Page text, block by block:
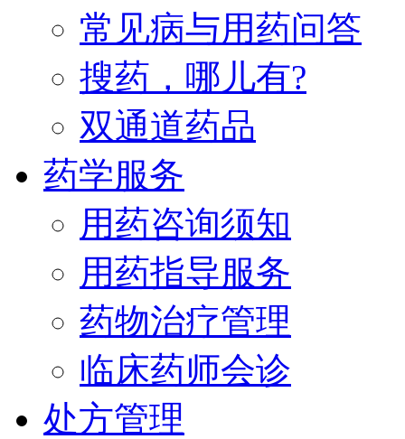
常见病与用药问答
搜药，哪儿有?
双通道药品
药学服务
用药咨询须知
用药指导服务
药物治疗管理
临床药师会诊
处方管理